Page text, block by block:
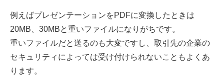
例えばプレゼンテーションをPDFに変換したときは
20MB、30MBと重いファイルになりがちです。
重いファイルだと送るのも大変ですし、取引先の企業の
セキュリティによっては受け付けられないこともよくあ
ります。